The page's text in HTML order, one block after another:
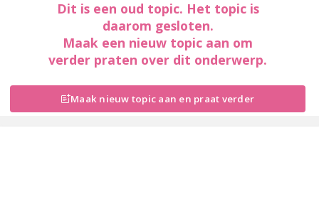
Dit is een oud topic. Het topic is
daarom gesloten.
Maak een nieuw topic aan om
verder praten over dit onderwerp.
Maak nieuw topic aan en praat verder